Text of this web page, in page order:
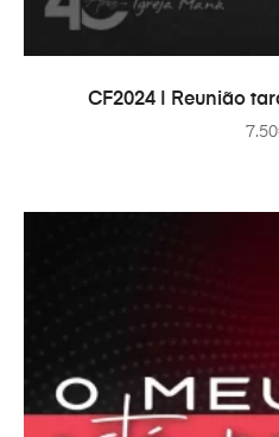
CF2024 | Reunião
7.50